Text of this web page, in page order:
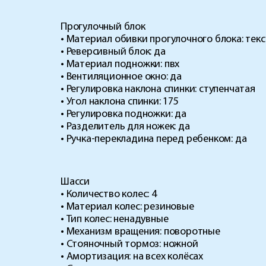
Прогулочный блок
• Материал обивки прогулочного блока:
• Реверсивный блок: да
• Материал подножки: пвх
• Вентиляционное окно: да
• Регулировка наклона спинки: ступенчатая
• Угол наклона спинки: 175
• Регулировка подножки: да
• Разделитель для ножек: да
• Ручка-перекладина перед ребенком: да
Шасси
​• Количество колес: 4
• Материал колес: резиновые
• Тип колес: ненадувные
• Механизм вращения: поворотные
• Стояночный тормоз: ножной
• Амортизация: на всех колёсах